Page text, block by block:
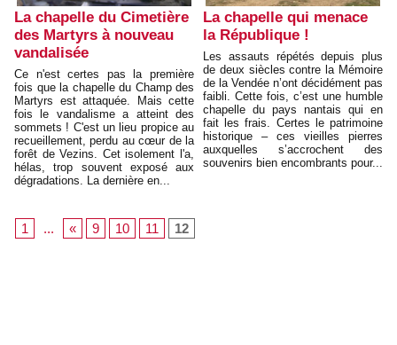
La chapelle du Cimetière
des Martyrs à nouveau
vandalisée
Ce n'est certes pas la première
fois que la chapelle du Champ des
Martyrs est attaquée. Mais cette
fois le vandalisme a atteint des
sommets ! C'est un lieu propice au
recueillement, perdu au cœur de la
forêt de Vezins. Cet isolement l'a,
hélas, trop souvent exposé aux
dégradations. La dernière en...
La chapelle qui menace
la République !
Les assauts répétés depuis plus
de deux siècles contre la Mémoire
de la Vendée n’ont décidément pas
faibli. Cette fois, c’est une humble
chapelle du pays nantais qui en
fait les frais. Certes le patrimoine
historique – ces vieilles pierres
auxquelles s’accrochent des
souvenirs bien encombrants pour...
1 ... « 9 10 11 12